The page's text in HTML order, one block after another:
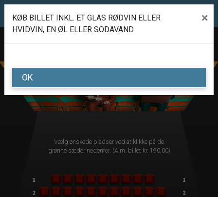
Toggle navigation
Biffen Odder
Vælg ønskede pladser ved at klikke på de
grønne sæder nedenfor. (Alm. billet kr. 190,00)
KØB BILLET INKL. ET GLAS RØDVIN ELLER
HVIDVIN, EN ØL ELLER SODAVAND
×
OK
1step-front02 060408